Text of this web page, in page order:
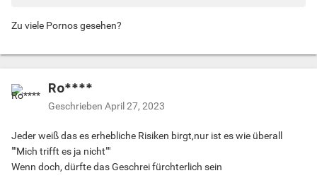
Zu viele Pornos gesehen?
Ro****
Geschrieben April 27, 2023
Jeder weiß das es erhebliche Risiken birgt,nur ist es wie überall
""Mich trifft es ja nicht""
Wenn doch, dürfte das Geschrei fürchterlich sein